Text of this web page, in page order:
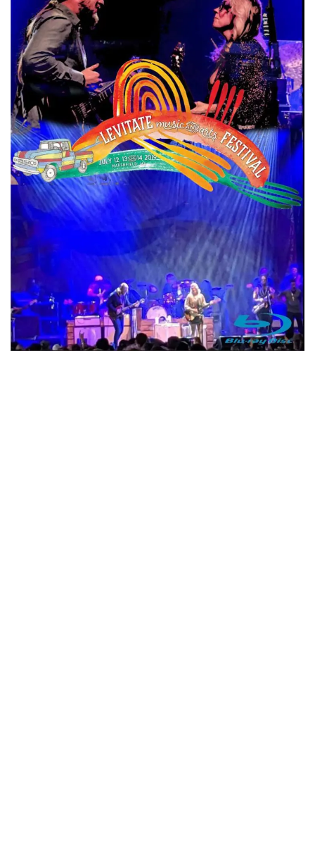
リアム・ギャラガー / 2024年6月1日 英国シェフィールド公演 完
全収録！
*NEW RELEASE (最新約3ヶ月)
2024.6.9
メガデス / 2023年8月4日 ドイツ W.O.A. 公演 FHD 完全収録！
*NEW RELEASE (最新約3ヶ月)
2024.6.9
ユーライア・ヒープ / 2023年8月3日 ドイツ W.O.A. 公演 FHD 完
全収録！
*NEW RELEASE (最新約3ヶ月)
2024.6.9
ジャーニー / 1979年5月8+9日 コロラド州 2公演 SBD 完全収録！
*NEW RELEASE (最新約3ヶ月)
2024.11.9
NGHFB / 2024年7月28日 フジロック’24公演 超高音質AI-SBD！
*NEW RELEASE (最新約3ヶ月)
2024.8.24
ウォーニング / 2024年4月22日 英リーズ公演 超高音質
IEM+Aud！
*NEW RELEASE (最新約3ヶ月)
2024.6.24
ビリー・ジョエル / 2024年3月24日 100Aniv. 米M.S.G公演 完全
収録！
*NEW RELEASE (最新約3ヶ月)
2024.6.24
リアム・ギャラガー / 2024年6月3日 カーディフ公演 IEM/AUD 完
全収録！
*NEW RELEASE (最新約3ヶ月)
2024.6.24
スコーピオンズ / 2024年6月15日 リスボン公演 FHD 完全収録！